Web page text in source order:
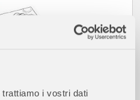
trattiamo i vostri dati